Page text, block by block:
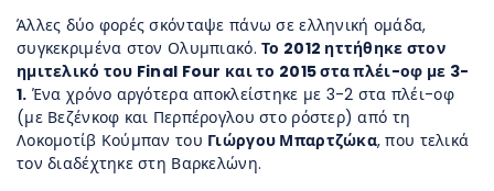
Άλλες δύο φορές σκόνταψε πάνω σε ελληνική ομάδα,
συγκεκριμένα στον Ολυμπιακό.Το 2012 ηττήθηκε στον
ημιτελικό του Final Four και το 2015 στα πλέι-οφ με 3-
1. Ένα χρόνο αργότερα αποκλείστηκε με 3-2 στα πλέι-οφ
(με Βεζένκοφ και Περπέρογλου στο ρόστερ) από τη
Λοκομοτίβ Κούμπαν του Γιώργου Μπαρτζώκα, που τελικά
τον διαδέχτηκε στη Βαρκελώνη.